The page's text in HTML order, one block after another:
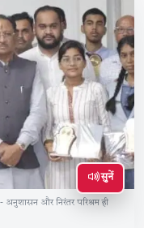
सुनें
अनुशासन और निरंतर परिश्रम ही